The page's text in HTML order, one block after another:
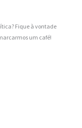
Fique à vontade
um café!